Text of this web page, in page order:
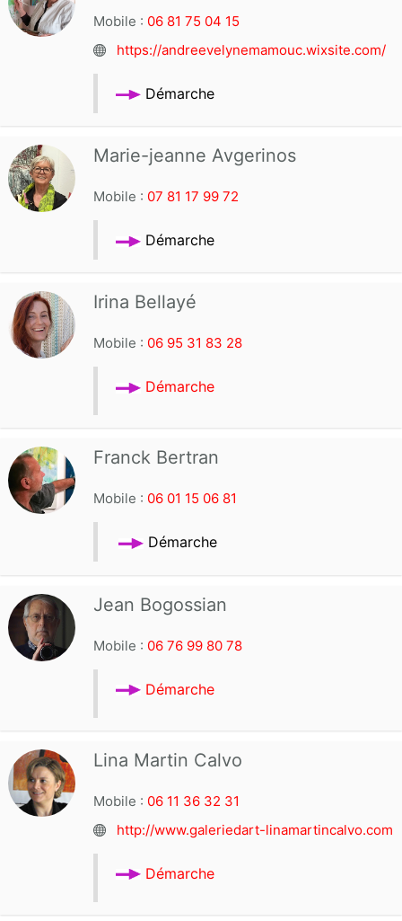
Mobile : 06 81 75 04 15
https://andreevelynemamouc.wixsite.com/
Démarche
Marie-jeanne Avgerinos
Mobile : 07 81 17 99 72
Démarche
Irina Bellayé
Mobile : 06 95 31 83 28
Démarche
Franck Bertran
Mobile : 06 01 15 06 81
Démarche
Jean Bogossian
Mobile : 06 76 99 80 78
Démarche
Lina Martin Calvo
Mobile : 06 11 36 32 31
http://www.galeriedart-linamartincalvo.com
Démarche